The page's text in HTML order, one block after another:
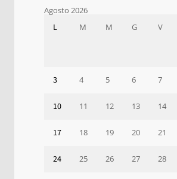
Agosto 2026
L M M G V
3 4 5 6 7
10 11 12 13 14
17 18 19 20 21
24 25 26 27 28